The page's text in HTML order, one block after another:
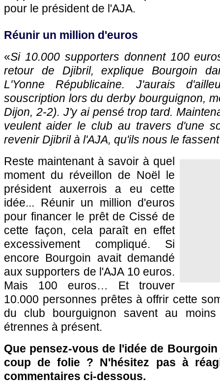
pour le président de l'AJA.
Réunir un million d'euros
«Si 10.000 supporters donnent 100
retour de Djibril, explique Bourgoin
L'Yonne Républicaine. J'aurais
souscription lors du derby bourguignon,
Dijon, 2-2). J'y ai pensé trop tard.
veulent aider le club au travers d'une
revenir Djibril à l'AJA, qu'ils nous le
Reste maintenant à savoir à quel
moment du réveillon de Noël le
président auxerrois a eu cette
idée... Réunir un million d'euros
pour financer le prêt de Cissé de
cette façon, cela paraît en effet
excessivement compliqué. Si
encore Bourgoin avait demandé
aux supporters de l'AJA10 euros.
Mais 100 euros… Et trouver
10.000 personnes prêtes à offrir cette
du club bourguignon savent au
étrennes à présent.
Que pensez-vous de l'idée de
coup de folie ? N'hésitez pas à
commentaires ci-dessous.